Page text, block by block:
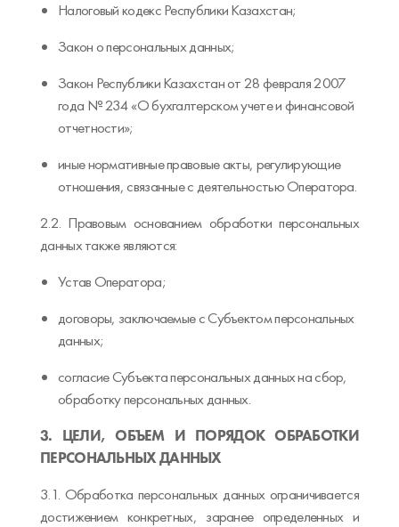
Налоговый кодекс Республики Казахстан;
Закон о персональных данных;
Закон Республики Казахстан от 28 февраля 2007
года № 234 «О бухгалтерском учете и финансовой
отчетности»;
иные нормативные правовые акты, регулирующие
отношения, связанные с деятельностью Оператора.
2.2. Правовым основанием обработки персональных
данных также являются:
Устав Оператора;
договоры, заключаемые с Субъектом персональных
данных;
согласие Субъекта персональных данных на сбор,
обработку персональных данных.
3. ЦЕЛИ, ОБЪЕМ И ПОРЯДОК ОБРАБОТКИ
ПЕРСОНАЛЬНЫХ ДАННЫХ
3.1. Обработка персональных данных ограничивается
достижением конкретных, заранее определенных и